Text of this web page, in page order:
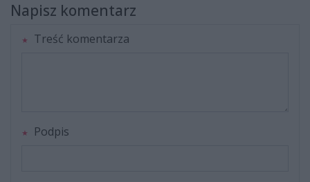
Napisz komentarz
Treść komentarza
Podpis